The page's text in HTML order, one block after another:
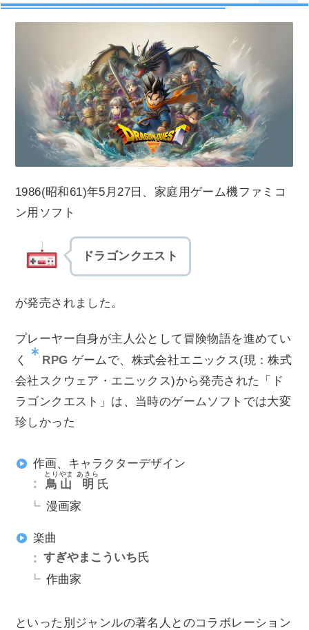
1986(昭和61)年5月27日、家庭用ゲーム機ファミコ
ン用ソフト
ドラゴンクエスト
が発売されました。
プレーヤー自身が主人公として冒険物語を進めてい
く
RPG ゲームで、株式会社エニックス(現：株式
会社スクウェア・エニックス)から発売された「ド
ラゴンクエスト」は、当時のゲームソフトでは大変
珍しかった
作画、キャラクターデザイン
鳥山
とりやま
明
あきら
氏
漫画家
楽曲
すぎやまこういち氏
作曲家
といった別ジャンルの著名人とのコラボレーション